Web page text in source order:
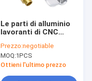
Le parti di alluminio
lavoranti di CNC
anodizzano il CNC
dell'ottone hanno
girato il ODM delle
Prezzo:negotiable
MOQ:1PCS
Ottieni l'ultimo prezzo